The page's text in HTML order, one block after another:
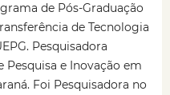
de Pós-Graduação
de Tecnologia
Pesquisadora
Pesquisa e Inovação em
Foi Pesquisadora no